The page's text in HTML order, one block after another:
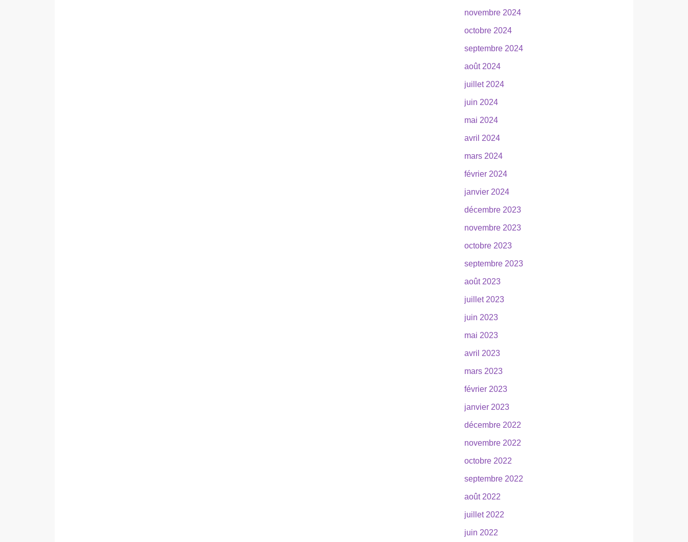
novembre 2024
octobre 2024
septembre 2024
août 2024
juillet 2024
juin 2024
mai 2024
avril 2024
mars 2024
février 2024
janvier 2024
décembre 2023
novembre 2023
octobre 2023
septembre 2023
août 2023
juillet 2023
juin 2023
mai 2023
avril 2023
mars 2023
février 2023
janvier 2023
décembre 2022
novembre 2022
octobre 2022
septembre 2022
août 2022
juillet 2022
juin 2022